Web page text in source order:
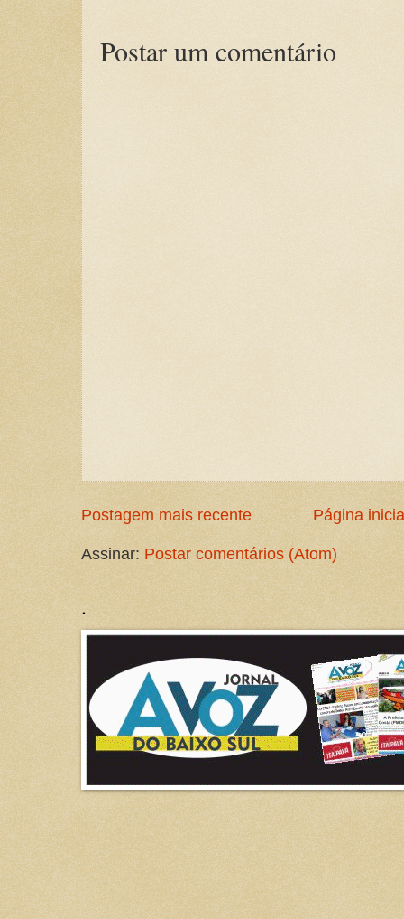
Postar um comentário
Postagem mais recente Página
Assinar: Postar comentários (Atom)
.